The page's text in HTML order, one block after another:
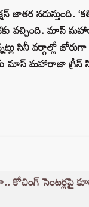
జాతర నడుస్తుంది.
వచ్చింది. మాస్
సినీ వర్గాల్లో
మాస్ మహారాజా గ్రీన్
కోచింగ్ సెంటర్లపై